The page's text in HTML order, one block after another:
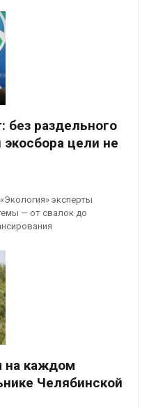
без раздельного
экосбора цели не
эксперты
— от свалок до
на каждом
Челябинской